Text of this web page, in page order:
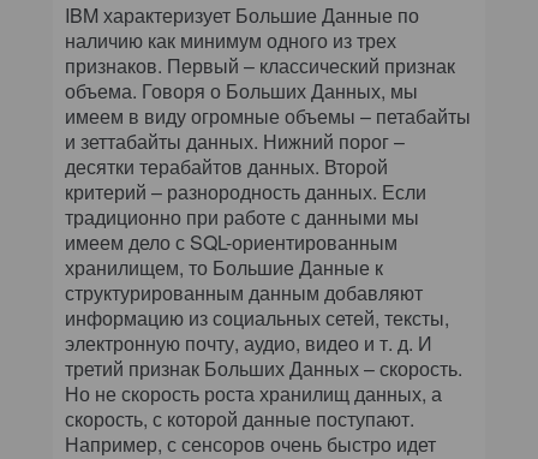
IBM характеризует Большие Данные по
наличию как минимум одного из трех
признаков. Первый – классический признак
объема. Говоря о Больших Данных, мы
имеем в виду огромные объемы – петабайты
и зеттабайты данных. Нижний порог –
десятки терабайтов данных. Второй
критерий – разнородность данных. Если
традиционно при работе с данными мы
имеем дело с SQL-ориентированным
хранилищем, то Большие Данные к
структурированным данным добавляют
информацию из социальных сетей, тексты,
электронную почту, аудио, видео и т. д. И
третий признак Больших Данных – скорость.
Но не скорость роста хранилищ данных, а
скорость, с которой данные поступают.
Например, с сенсоров очень быстро идет